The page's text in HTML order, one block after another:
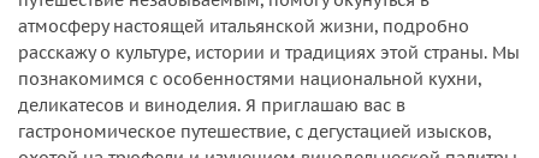
атмосферу настоящей итальянской жизни, подробно
расскажу о культуре, истории и традициях этой страны. Мы
познакомимся с особенностями национальной кухни,
деликатесов и виноделия. Я приглашаю вас в
гастрономическое путешествие, с дегустацией изысков,